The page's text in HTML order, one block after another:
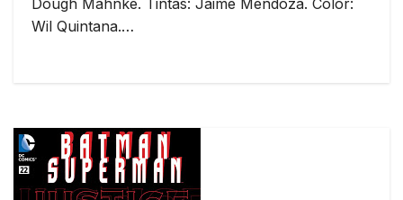
Dough Mahnke. Tintas: Jaime Mendoza. Color:
Wil Quintana.…